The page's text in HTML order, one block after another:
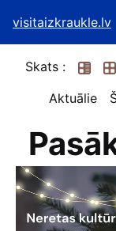
visitaizkraukle.lv
Skats :
Aktuālie